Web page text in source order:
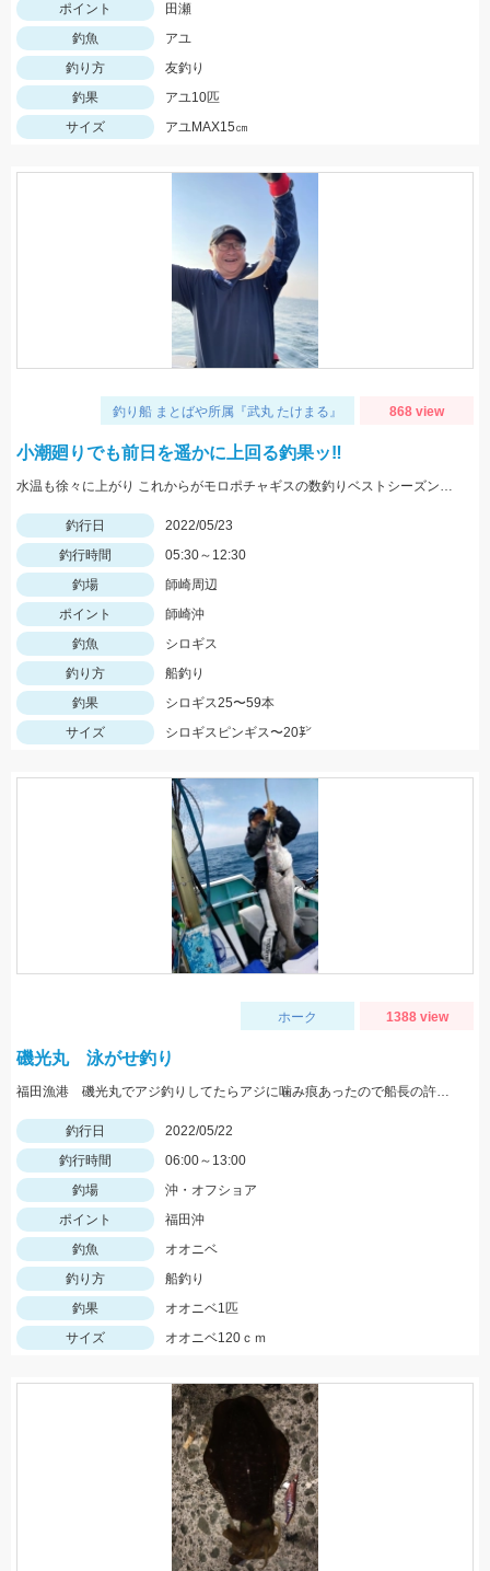
ポイント
田瀬
釣魚
アユ
釣り方
友釣り
釣果
アユ10匹
サイズ
アユMAX15㎝
釣り船 まとばや所属『武丸 たけまる』 868 view
小潮廻りでも前日を遥かに上回る釣果ッ‼︎
水温も徐々に上がり これからがモロポチャギスの数釣りベストシーズンインですよッ(・∀・)b
釣行日
2022/05/23
釣行時間
05:30～12:30
釣場
師崎周辺
ポイント
師崎沖
釣魚
シロギス
釣り方
船釣り
釣果
シロギス25〜59本
サイズ
シロギスピンギス〜20㌢
ホーク 1388 view
磯光丸 泳がせ釣り
福田漁港 磯光丸でアジ釣りしてたらアジに噛み痕あったので船長の許可もらって泳がせしていっぱつでした。
釣行日
2022/05/22
釣行時間
06:00～13:00
釣場
沖・オフショア
ポイント
福田沖
釣魚
オオニベ
釣り方
船釣り
釣果
オオニベ1匹
サイズ
オオニベ120ｃｍ